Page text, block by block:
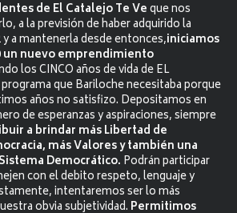
de El Catalejo Te Veque nos
a la previsión de haber adquirido la
y a mantenerla desde entonces,iniciamos
un nuevo emprendimiento
los CINCO años de vida de EL
que Bariloche necesitaba porque
años no satisfizo. Depositamos en
de esperanzas y aspiraciones, siempre
a brindar más Libertad de
más Valores y también una
Democrático. Podrán participar
con el debito respeto, lenguaje y
intentaremos ser lo más
obvia subjetividad. Permitimos